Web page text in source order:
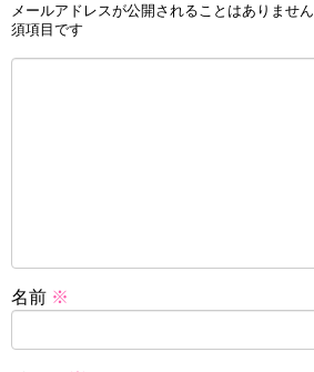
メールアドレスが公開されることはありません
須項目です
名前 ※